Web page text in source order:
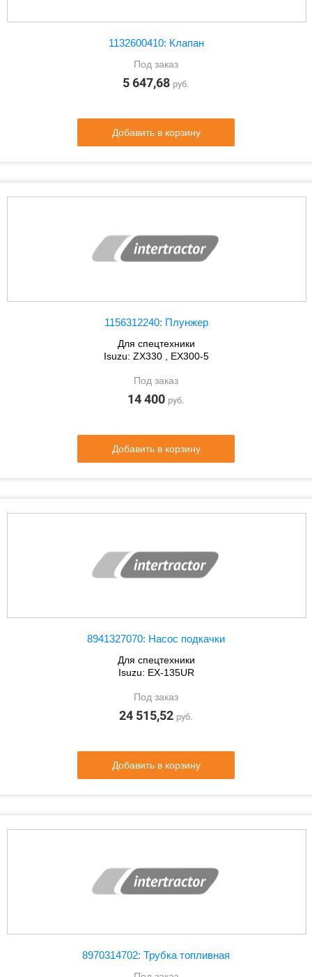
1132600410: Клапан
Под заказ
5 647,68 руб.
Добавить в корзину
1156312240: Плунжер
Для спецтехники
Isuzu: ZX330 , EX300-5
Под заказ
14 400 руб.
Добавить в корзину
8941327070: Насос подкачки
Для спецтехники
Isuzu: EX-135UR
Под заказ
24 515,52 руб.
Добавить в корзину
8970314702: Трубка топливная